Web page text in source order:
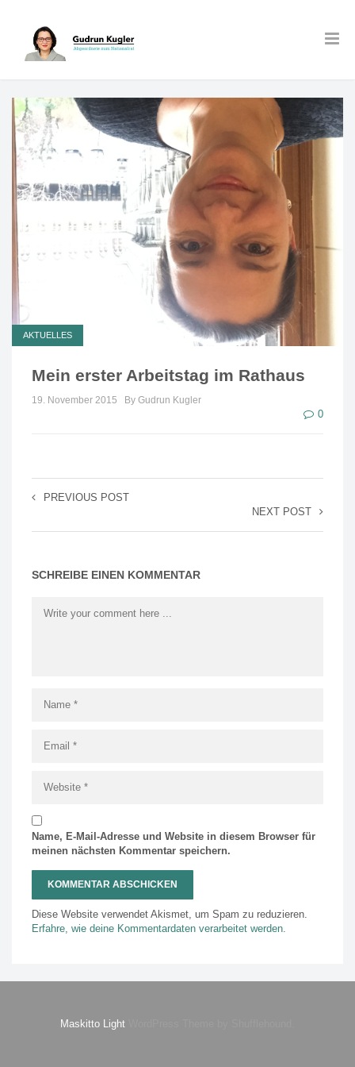
AKTUELLES
Mein erster Arbeitstag im Rathaus
19. November 2015 By Gudrun Kugler
0
PREVIOUS POST
NEXT POST
SCHREIBE EINEN KOMMENTAR
Name, E-Mail-Adresse und Website in diesem Browser für
meinen nächsten Kommentar speichern.
Diese Website verwendet Akismet, um Spam zu reduzieren.
Erfahre, wie deine Kommentardaten verarbeitet werden.
Maskitto Light